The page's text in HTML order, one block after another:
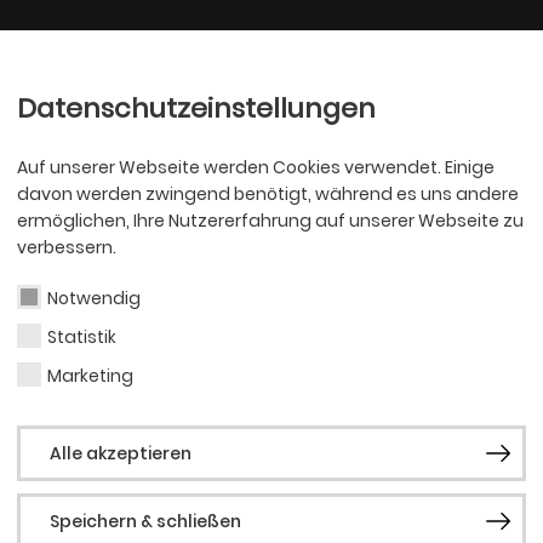
Datenschutzeinstellungen
Auf unserer Webseite werden Cookies verwendet. Einige
davon werden zwingend benötigt, während es uns andere
ermöglichen, Ihre Nutzererfahrung auf unserer Webseite zu
verbessern.
Notwendig
Statistik
Marketing
Alle akzeptieren
Speichern & schließen
startet in